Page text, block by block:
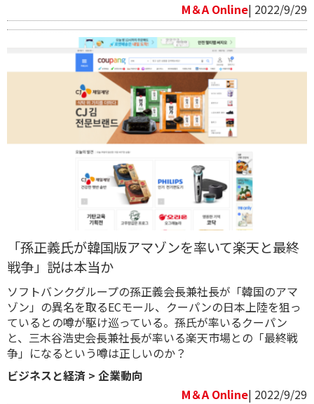
M＆A Online| 2022/9/29
「孫正義氏が韓国版アマゾンを率いて楽天と最終
戦争」説は本当か
ソフトバンクグループの孫正義会長兼社長が「韓国のアマ
ゾン」の異名を取るECモール、クーパンの日本上陸を狙っ
ているとの噂が駆け巡っている。孫氏が率いるクーパン
と、三木谷浩史会長兼社長が率いる楽天市場との「最終戦
争」になるという噂は正しいのか？
ビジネスと経済 > 企業動向
M＆A Online| 2022/9/29